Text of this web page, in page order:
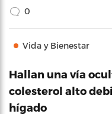
0
Vida y Bienestar
Hallan una vía
colesterol alto
hígado